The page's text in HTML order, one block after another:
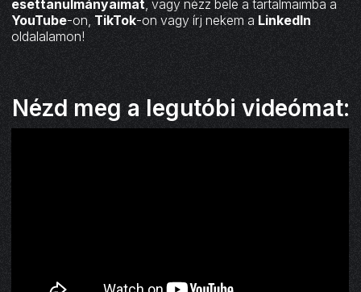
esettanulmányaimat , vagy nézz bele a tartalmaimba a
YouTube-on, TikTok-on vagy írj nekem a LinkedIn
oldalalamon!
Nézd meg a legutóbi videómat: